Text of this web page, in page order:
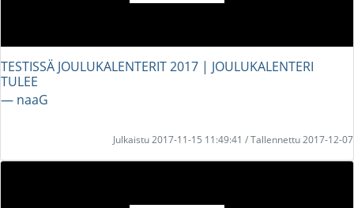
TESTISSÄ JOULUKALENTERIT 2017 | JOULUKALENTERI
TULEE
― naaG
Julkaistu 2017-11-15 11:49:41 / Tallennettu 2017-12-07